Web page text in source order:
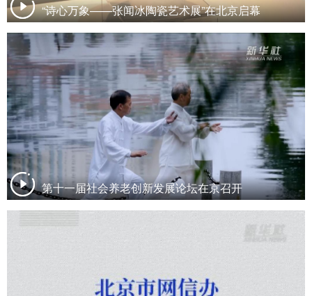
“诗心万象——张闻冰陶瓷艺术展”在北京启幕
第十一届社会养老创新发展论坛在京召开